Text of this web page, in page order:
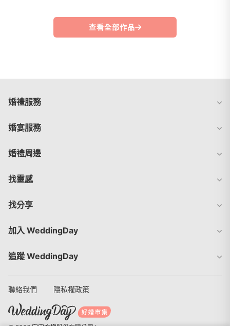
查看全部作品
婚禮服務
婚宴服務
婚禮周邊
找靈感
找分享
加入 WeddingDay
追蹤 WeddingDay
聯絡我們 隱私權政策